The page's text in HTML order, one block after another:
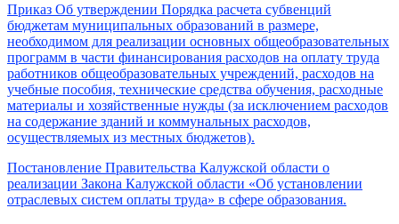
Приказ Об утверждении Порядка расчета субвенций
бюджетам муниципальных образований в размере,
необходимом для реализации основных общеобразовательных
программ в части финансирования расходов на оплату труда
работников общеобразовательных учреждений, расходов на
учебные пособия, технические средства обучения, расходные
материалы и хозяйственные нужды (за исключением расходов
на содержание зданий и коммунальных расходов,
осуществляемых из местных бюджетов).
Постановление Правительства Калужской области о
реализации Закона Калужской области «Об установлении
отраслевых систем оплаты труда» в сфере образования.